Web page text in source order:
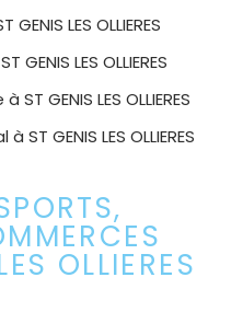
LES OLLIERES
LES OLLIERES
GENIS LES OLLIERES
GENIS LES OLLIERES
OLLIERES